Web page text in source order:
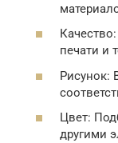
печати и
Рисунок:
Цвет:
другими